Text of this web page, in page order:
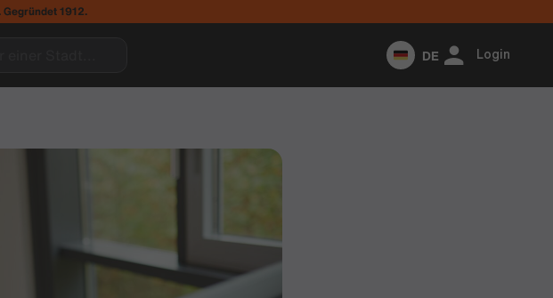
Gegründet 1912.
DE Login